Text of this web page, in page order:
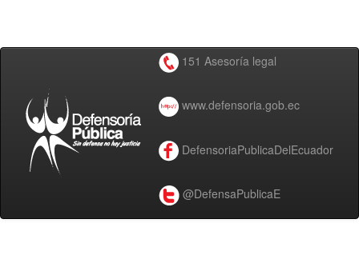
151 Asesoría legal
www.defensoria.gob.ec
DefensoriaPublicaDelEcuador
@DefensaPublicaE